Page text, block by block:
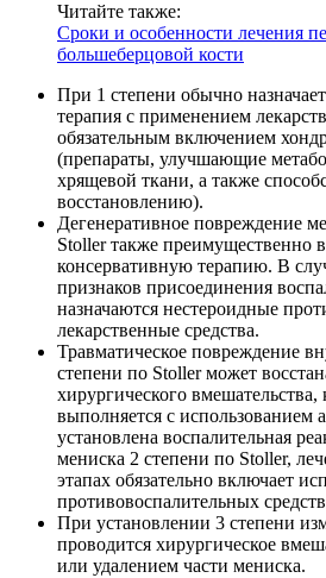
Читайте также:
Сроки и особенности лечения
большеберцовой кости
При 1 степени обычно
терапия с применением
обязательным включением
(препараты, улучшающие
хрящевой ткани, а также
восстановлению).
Дегенеративное повреждение
Stoller также преимущественно
консервативную терапию. В
признаков присоединения
назначаются нестероидные
лекарственные средства.
Травматическое повреждение
степени по Stoller может
хирургического
выполняется с использованием
установлена воспалительная
мениска 2 степени по Stoller,
этапах обязательно включает
противовоспалительных
При установлении 3 степени
проводится хирургическое
или удалением части мениска.